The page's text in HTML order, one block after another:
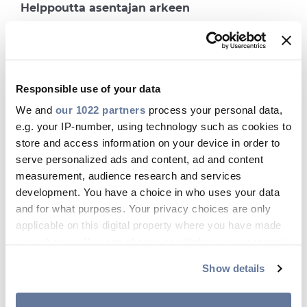
Responsible use of your data
We and our 1022 partners process your personal data,
e.g. your IP-number, using technology such as cookies to
store and access information on your device in order to
serve personalized ads and content, ad and content
measurement, audience research and services
development. You have a choice in who uses your data
and for what purposes. Your privacy choices are only
applicable on this digital property where you have made
Show details
Helppoutta asentajan arkeen
PryCube®-tuoteperhe (XS, L, XL ja XXL) kattaa
sekä esiliitetyt kuituratkaisut että yksittäisten
Erityisesti XL- ja XXL-mallit on kehitetty
tilanteisiin, joissa kaapelia vedetään suoraan
työmaalla. PryCube® -tuotteilla työ sujuu
nopeasti, turvallisesti ja hallitusti:
Ei erillisiä keloja tai telineitä : Integroitu
kelain mahdollistaa kaapelin purkamisen
suoraan pakkauksesta ilman lisävarusteita
Vaivaton ja hallittu kaapelin ulosveto:
Akselirakenne ja kelain takaavat sujuvan
Kevyt ja ergonominen käsittely: Kompakti